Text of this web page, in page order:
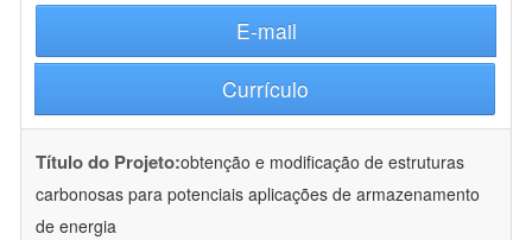
E-mail
Currículo
Título do Projeto:obtenção e modificação de estruturas
carbonosas para potenciais aplicações de armazenamento
de energia